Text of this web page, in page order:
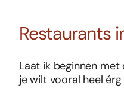
Restaurants
Laat ik beginnen
je wilt vooral heel